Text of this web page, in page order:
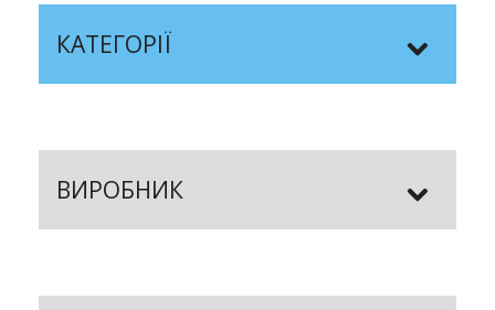
КАТЕГОРІЇ
ВИРОБНИК